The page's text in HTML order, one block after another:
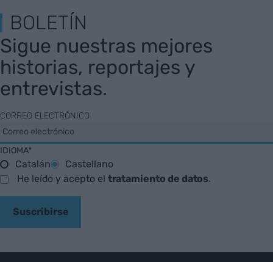
BOLETÍN
Sigue nuestras mejores
historias, reportajes y
entrevistas.
CORREO ELECTRÓNICO
IDIOMA*
Catalán
Castellano
He leído y acepto el tratamiento de datos.
Suscribirse